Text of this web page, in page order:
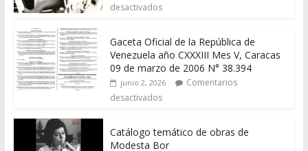
desactivados
Gaceta Oficial de la República de
Venezuela año CXXXIII Mes V, Caracas
09 de marzo de 2006 N° 38.394
junio 2, 2026
Comentarios
desactivados
Catálogo temático de obras de
Modesta Bor